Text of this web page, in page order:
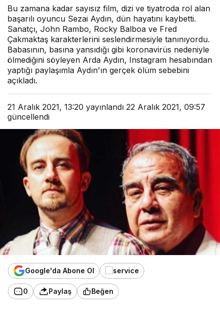
Bu zamana kadar sayısız film, dizi ve tiyatroda rol alan
başarılı oyuncu Sezai Aydın, dün hayatını kaybetti.
Sanatçı, John Rambo, Rocky Balboa ve Fred
Çakmaktaş karakterlerini seslendirmesiyle tanınıyordu.
Babasının, basına yansıdığı gibi koronavirüs nedeniyle
ölmediğini söyleyen Arda Aydın, Instagram hesabından
yaptığı paylaşımla Aydın'ın gerçek ölüm sebebini
açıkladı.
21 Aralık 2021, 13:20 yayınlandı 22 Aralık 2021, 09:57
güncellendi
Google'da Abone Ol
0 Paylaş Beğen